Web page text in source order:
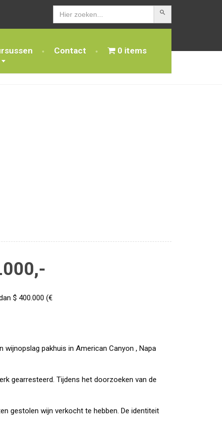
Zoek
naar:
Zoekknop
Contact 0 items
$ 400.000 (€
pakhuis in American Canyon , Napa
gearresteerd. Tijdens het doorzoeken van de
gestolen wijn verkocht te hebben. De identiteit